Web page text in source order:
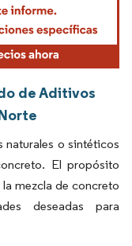
de Aditivos
o sintéticos
El propósito
mezcla de concreto
deseadas para